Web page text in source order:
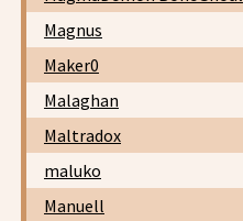
Magnus
Maker0
Malaghan
Maltradox
maluko
Manuell